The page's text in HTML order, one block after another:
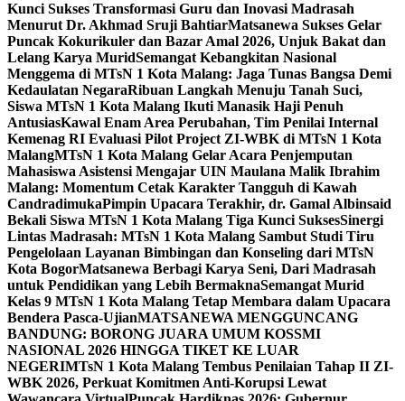
Kunci Sukses Transformasi Guru dan Inovasi Madrasah
Menurut Dr. Akhmad Sruji BahtiarMatsanewa Sukses Gelar
Puncak Kokurikuler dan Bazar Amal 2026, Unjuk Bakat dan
Lelang Karya MuridSemangat Kebangkitan Nasional
Menggema di MTsN 1 Kota Malang: Jaga Tunas Bangsa Demi
Kedaulatan NegaraRibuan Langkah Menuju Tanah Suci,
Siswa MTsN 1 Kota Malang Ikuti Manasik Haji Penuh
AntusiasKawal Enam Area Perubahan, Tim Penilai Internal
Kemenag RI Evaluasi Pilot Project ZI-WBK di MTsN 1 Kota
MalangMTsN 1 Kota Malang Gelar Acara Penjemputan
Mahasiswa Asistensi Mengajar UIN Maulana Malik Ibrahim
Malang: Momentum Cetak Karakter Tangguh di Kawah
CandradimukaPimpin Upacara Terakhir, dr. Gamal Albinsaid
Bekali Siswa MTsN 1 Kota Malang Tiga Kunci SuksesSinergi
Lintas Madrasah: MTsN 1 Kota Malang Sambut Studi Tiru
Pengelolaan Layanan Bimbingan dan Konseling dari MTsN
Kota BogorMatsanewa Berbagi Karya Seni, Dari Madrasah
untuk Pendidikan yang Lebih BermaknaSemangat Murid
Kelas 9 MTsN 1 Kota Malang Tetap Membara dalam Upacara
Bendera Pasca-UjianMATSANEWA MENGGUNCANG
BANDUNG: BORONG JUARA UMUM KOSSMI
NASIONAL 2026 HINGGA TIKET KE LUAR
NEGERIMTsN 1 Kota Malang Tembus Penilaian Tahap II ZI-
WBK 2026, Perkuat Komitmen Anti-Korupsi Lewat